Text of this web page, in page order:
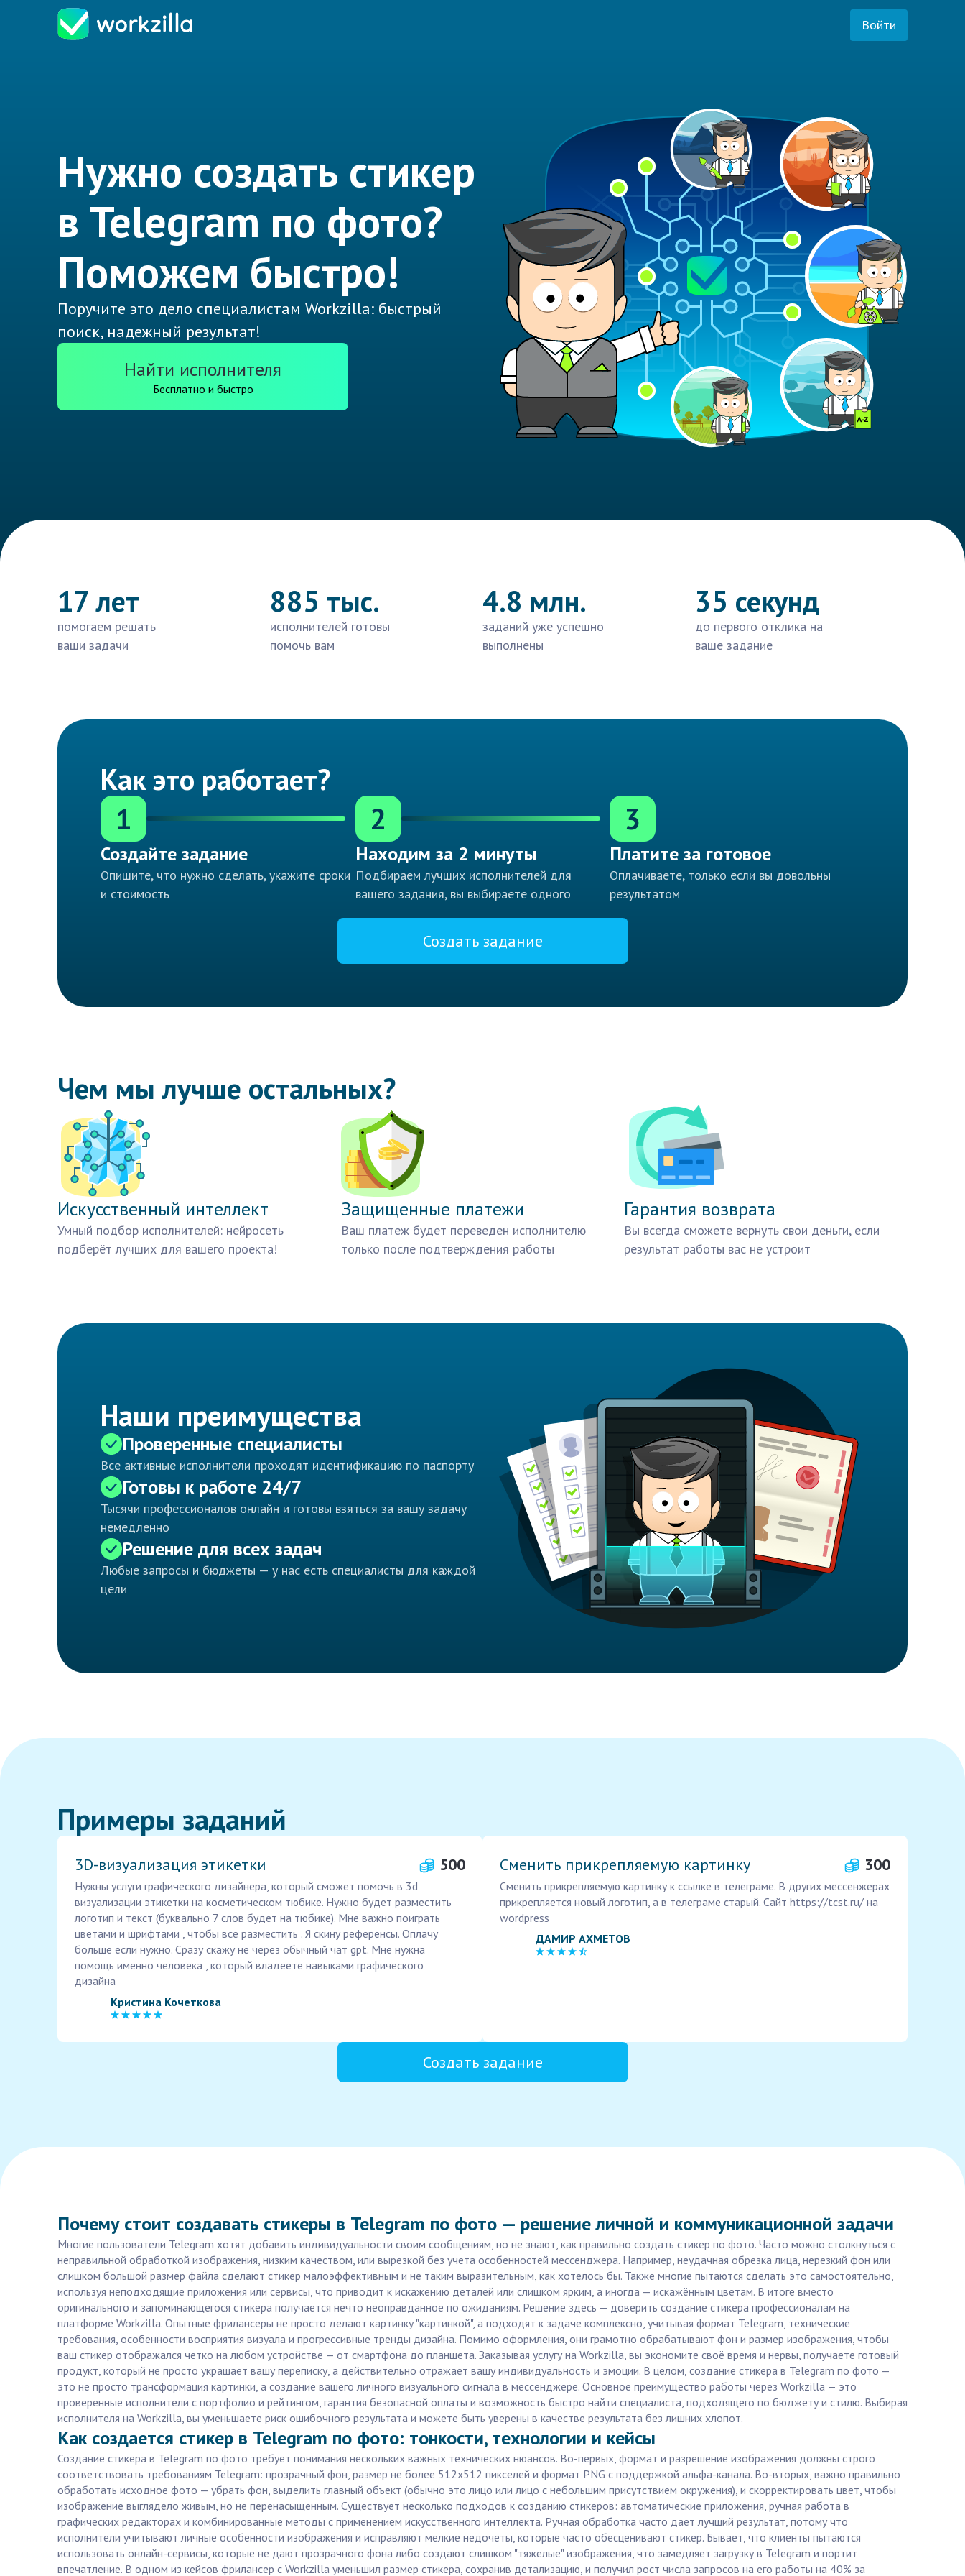
Войти
Нужно создать стикер
в Telegram по фото?
Поможем быстро!
Поручите это дело специалистам Workzilla: быстрый
поиск, надежный результат!
Найти исполнителя
Бесплатно и быстро
17 лет
помогаем решать
ваши задачи
885 тыс.
исполнителей готовы
помочь вам
4.8 млн.
заданий уже успешно
выполнены
35 секунд
до первого отклика на
ваше задание
Как это работает?
1
Создайте задание
Опишите, что нужно сделать, укажите сроки
и стоимость
2
Находим за 2 минуты
Подбираем лучших исполнителей для
вашего задания, вы выбираете одного
3
Платите за готовое
Оплачиваете, только если вы довольны
результатом
Создать задание
Чем мы лучше остальных?
Искусственный интеллект
Умный подбор исполнителей: нейросеть
подберёт лучших для вашего проекта!
Защищенные платежи
Ваш платеж будет переведен исполнителю
только после подтверждения работы
Гарантия возврата
Вы всегда сможете вернуть свои деньги, если
результат работы вас не устроит
Наши преимущества
Проверенные специалисты
Все активные исполнители проходят идентификацию по паспорту
Готовы к работе 24/7
Тысячи профессионалов онлайн и готовы взяться за вашу задачу
немедленно
Решение для всех задач
Любые запросы и бюджеты — у нас есть специалисты для каждой
цели
Примеры заданий
3D-визуализация этикетки 500
Нужны услуги графического дизайнера, который сможет помочь в 3d
визуализации этикетки на косметическом тюбике. Нужно будет разместить
логотип и текст (буквально 7 слов будет на тюбике). Мне важно поиграть
цветами и шрифтами , чтобы все разместить . Я скину референсы. Оплачу
больше если нужно. Сразу скажу не через обычный чат gpt. Мне нужна
помощь именно человека , который владеете навыками графического
дизайна
Кристина Кочеткова
Сменить прикрепляемую картинку 300
Сменить прикрепляемую картинку к ссылке в телеграме. В других мессенжерах
прикрепляется новый логотип, а в телеграме старый. Сайт https://tcst.ru/ на
wordpress
ДАМИР АХМЕТОВ
Создать задание
Почему стоит создавать стикеры в Telegram по фото — решение личной и коммуникационной задачи
Многие пользователи Telegram хотят добавить индивидуальности своим сообщениям, но не знают, как правильно создать стикер по фото. Часто можно столкнуться с
неправильной обработкой изображения, низким качеством, или вырезкой без учета особенностей мессенджера. Например, неудачная обрезка лица, нерезкий фон или
слишком большой размер файла сделают стикер малоэффективным и не таким выразительным, как хотелось бы. Также многие пытаются сделать это самостоятельно,
используя неподходящие приложения или сервисы, что приводит к искажению деталей или слишком ярким, а иногда — искажённым цветам. В итоге вместо
оригинального и запоминающегося стикера получается нечто неоправданное по ожиданиям. Решение здесь — доверить создание стикера профессионалам на
платформе Workzilla. Опытные фрилансеры не просто делают картинку "картинкой", а подходят к задаче комплексно, учитывая формат Telegram, технические
требования, особенности восприятия визуала и прогрессивные тренды дизайна. Помимо оформления, они грамотно обрабатывают фон и размер изображения, чтобы
ваш стикер отображался четко на любом устройстве — от смартфона до планшета. Заказывая услугу на Workzilla, вы экономите своё время и нервы, получаете готовый
продукт, который не просто украшает вашу переписку, а действительно отражает вашу индивидуальность и эмоции. В целом, создание стикера в Telegram по фото —
это не просто трансформация картинки, а создание вашего личного визуального сигнала в мессенджере. Основное преимущество работы через Workzilla — это
проверенные исполнители с портфолио и рейтингом, гарантия безопасной оплаты и возможность быстро найти специалиста, подходящего по бюджету и стилю. Выбирая
исполнителя на Workzilla, вы уменьшаете риск ошибочного результата и можете быть уверены в качестве результата без лишних хлопот.
Как создается стикер в Telegram по фото: тонкости, технологии и кейсы
Создание стикера в Telegram по фото требует понимания нескольких важных технических нюансов. Во-первых, формат и разрешение изображения должны строго
соответствовать требованиям Telegram: прозрачный фон, размер не более 512x512 пикселей и формат PNG с поддержкой альфа-канала. Во-вторых, важно правильно
обработать исходное фото — убрать фон, выделить главный объект (обычно это лицо или лицо с небольшим присутствием окружения), и скорректировать цвет, чтобы
изображение выглядело живым, но не перенасыщенным. Существует несколько подходов к созданию стикеров: автоматические приложения, ручная работа в
графических редакторах и комбинированные методы с применением искусственного интеллекта. Ручная обработка часто дает лучший результат, потому что
исполнители учитывают личные особенности изображения и исправляют мелкие недочеты, которые часто обесценивают стикер. Бывает, что клиенты пытаются
использовать онлайн-сервисы, которые не дают прозрачного фона либо создают слишком "тяжелые" изображения, что замедляет загрузку в Telegram и портит
впечатление. В одном из кейсов фрилансер с Workzilla уменьшил размер стикера, сохранив детализацию, и получил рост числа запросов на его работы на 40% за